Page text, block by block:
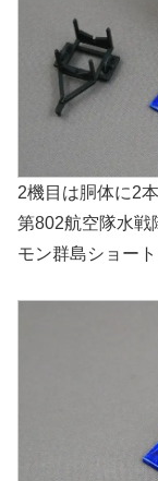
2機目は胴体に2
第802航空隊水戦
モン群島ショー